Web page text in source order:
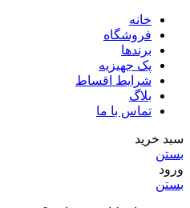
خانه
فروشگاه
برندها
پک جهیزیه
شرایط اقساط
بلاگ
تماس با ما
سبد خرید
بستن
ورود
بستن